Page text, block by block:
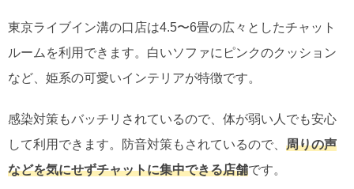
東京ライブイン溝の口店は4.5〜6畳の広々としたチャット
ルームを利用できます。白いソファにピンクのクッション
など、姫系の可愛いインテリアが特徴です。
感染対策もバッチリされているので、体が弱い人でも安心
して利用できます。防音対策もされているので、 周りの声
などを気にせずチャットに集中できる店舗です。